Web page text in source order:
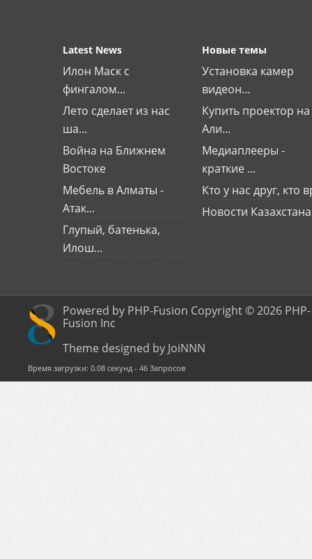
Latest News
Илон Маск с
фингалом...
Лето сделает из нас
ша...
Война на Ближнем
Востоке
Мебель в Алматы -
Атак...
Глупый, батенька,
Илош...
Новые темы
Установка камер
видеон...
Купить проектор на
Али...
Медиаплееры -
краткие ...
Кто у нас друг, кто
Новости Казахстана
Powered by PHP-Fusion Copyright © 2026 PHP-
Fusion Inc
Theme designed by JoiNNN
Время загрузки: 0.08 секунд - 46 Запросов